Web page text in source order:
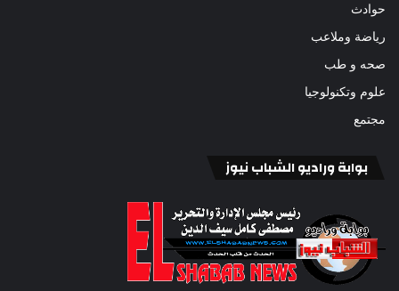
حوادث
رياضة وملاعب
صحه و طب
علوم وتكنولوجيا
مجتمع
بوابة وراديو الشباب نيوز